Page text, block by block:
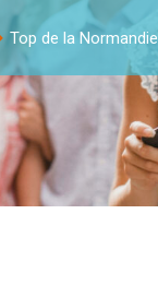
Top de la Normandie